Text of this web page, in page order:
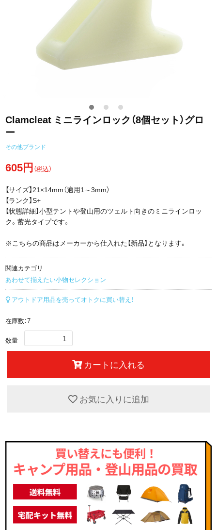
Clamcleat ミニラインロック（8個セット）グロ
ー
その他ブランド
605円（税込）
【サイズ】21×14mm（適用1～3mm）
【ランク】S+
【状態詳細】小型テントや登山用のツェルト向きのミニラインロッ
ク。蓄光タイプです。
※こちらの商品はメーカーから仕入れた【新品】となります。
関連カテゴリ
あわせて揃えたい小物セレクション
アウトドア用品を売ってオトクに買い替え！
在庫数：7
数量
カートに入れる
お気に入りに追加